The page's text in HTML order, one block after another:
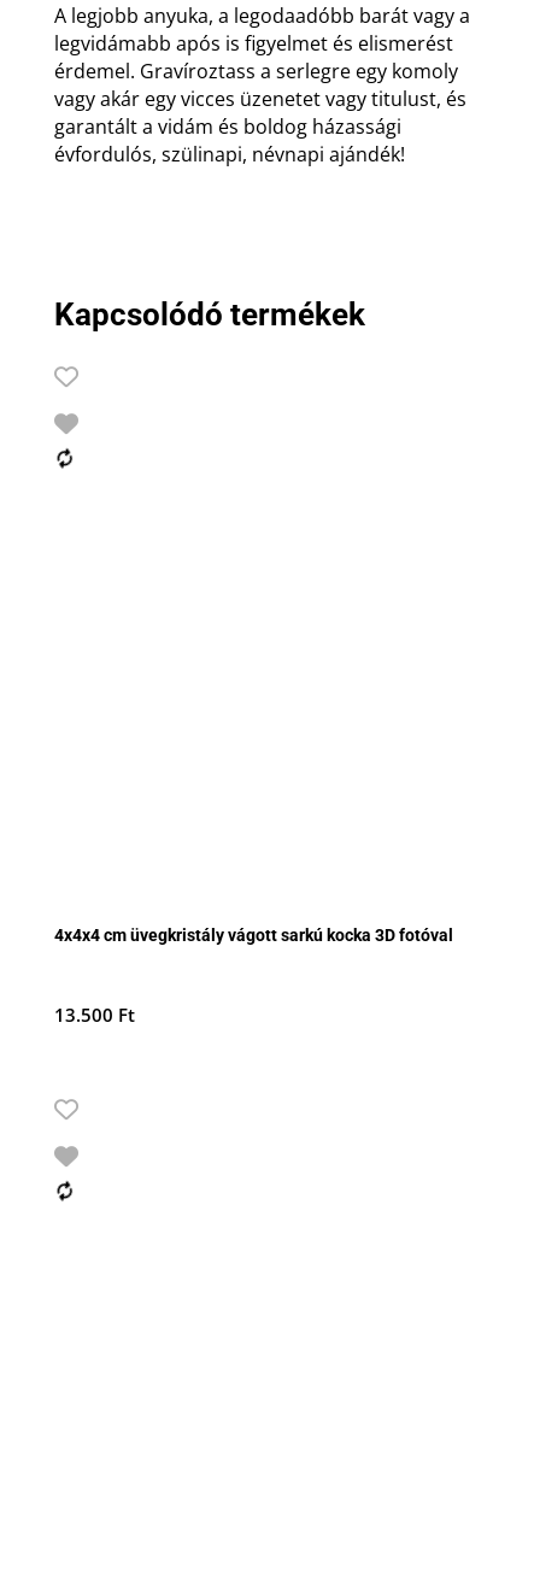
A legjobb anyuka, a legodaadóbb barát vagy a
legvidámabb após is figyelmet és elismerést
érdemel. Gravíroztass a serlegre egy komoly
vagy akár egy vicces üzenetet vagy titulust, és
garantált a vidám és boldog házassági
évfordulós, szülinapi, névnapi ajándék!
Kapcsolódó termékek
4x4x4 cm üvegkristály vágott sarkú kocka 3D fotóval
13.500 Ft